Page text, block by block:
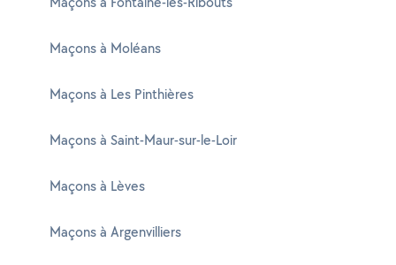
Maçons à Moléans
Maçons à Les Pinthières
Maçons à Saint-Maur-sur-le-Loir
Maçons à Lèves
Maçons à Argenvilliers